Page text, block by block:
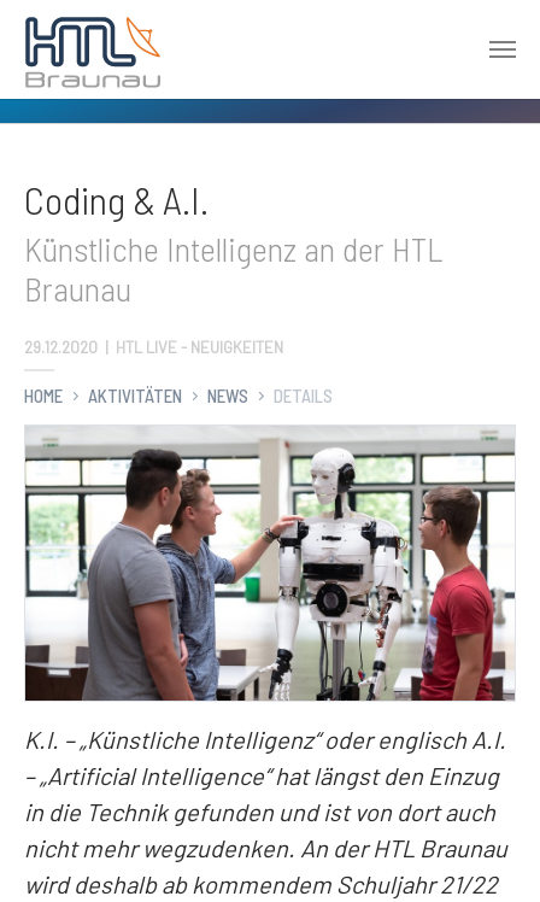
Coding & A.I.
Künstliche Intelligenz an der HTL
Braunau
29.12.2020 HTL LIVE - NEUIGKEITEN
HOME AKTIVITÄTEN NEWS DETAILS
K.I. – „Künstliche Intelligenz“ oder englisch A.I.
– „Artificial Intelligence“ hat längst den Einzug
in die Technik gefunden und ist von dort auch
nicht mehr wegzudenken. An der HTL Braunau
wird deshalb ab kommendem Schuljahr 21/22